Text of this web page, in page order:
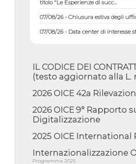
07/08/26 - Chiusura estiva degli
07/08/26 - Data center di interesse
nazionale; interventi pe...
07/08/26 - Ponte sullo Stretto di
deliberata la sussistenza di...
07/08/26 - Tunnel Brennero, dal
libera al quinto lotto costr...
06/08/26 - Istat, produzione
dell'1% a giugno, su a...
06/08/26 - Dal 3 agosto in vigore
energie rinnovabili con ...
06/08/26 - DL PA approvato in Cdm:
contributi per riqualificazione sism...
IL CODICE DEI
(testo aggiornato alla L.
2026 OICE 42a
2026 OICE 9° Rapporto
Digitalizzazione
2025 OICE International
Internazionalizzazione
Programma 2025